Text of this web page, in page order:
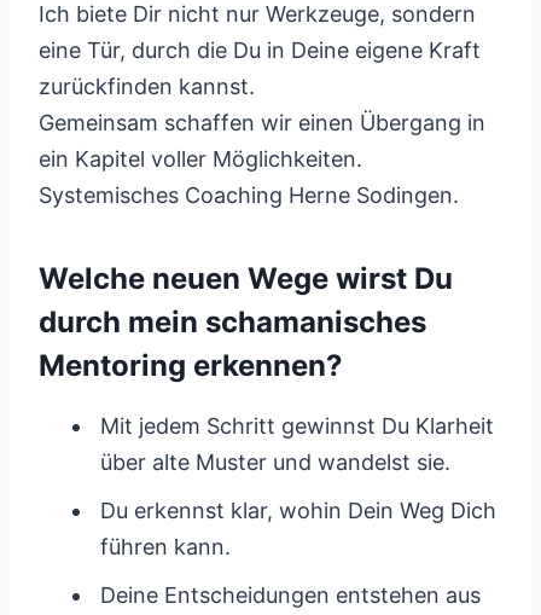
Ich biete Dir nicht nur Werkzeuge, sondern
eine Tür, durch die Du in Deine eigene Kraft
zurückfinden kannst.
Gemeinsam schaffen wir einen Übergang in
ein Kapitel voller Möglichkeiten.
Systemisches Coaching Herne Sodingen.
Welche neuen Wege wirst Du
durch mein schamanisches
Mentoring erkennen?
Mit jedem Schritt gewinnst Du Klarheit
über alte Muster und wandelst sie.
Du erkennst klar, wohin Dein Weg Dich
führen kann.
Deine Entscheidungen entstehen aus